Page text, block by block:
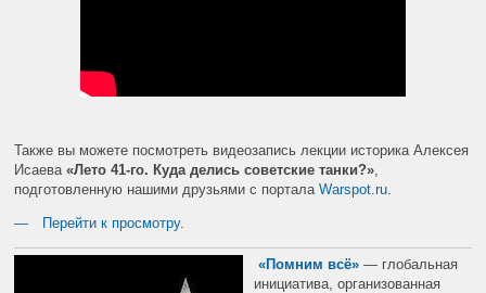
Также вы можете посмотреть видеозапись лекции историка Алексея
Исаева«Лето 41-го. Куда делись советские танки?»
подготовленную нашими друзьями с порталаWarspot.ru
Перейти к просмотру.
«Помним всё» — глобальная
инициатива, организованная